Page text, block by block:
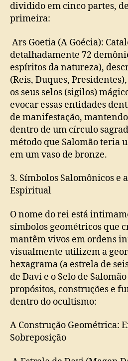
dividido em cinco partes,
primeira:
Ars Goetia (A Goécia):
detalhadamente 72
espíritos da natureza),
(Reis, Duques,
os seus selos (sigilos)
evocar essas entidades
de manifestação,
dentro de um círculo
método que Salomão teria
em um vaso de bronze.
3. Símbolos Salomônicos e
Espiritual
O nome do rei está
símbolos geométricos que
mantêm vivos em ordens
visualmente utilizem a
hexagrama (a estrela de
de Davi e o Selo de
propósitos, construções e
dentro do ocultismo:
A Construção Geométrica:
Sobreposição